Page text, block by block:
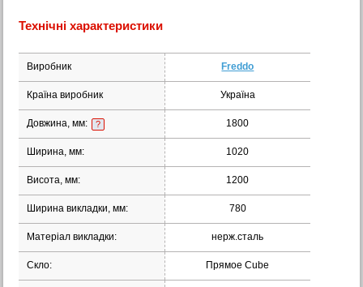
Технічні характеристики
Виробник Freddo
Країна виробник Україна
Довжина, мм: ? 1800
Ширина, мм: 1020
Висота, мм: 1200
Ширина викладки, мм: 780
Матеріал викладки: нерж.сталь
Скло: Прямое Cube